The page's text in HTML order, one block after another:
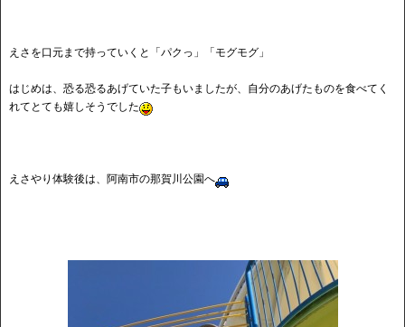
えさを口元まで持っていくと「パクっ」「モグモグ」
はじめは、恐る恐るあげていた子もいましたが、自分のあげたものを食べてく
れてとても嬉しそうでした
えさやり体験後は、阿南市の那賀川公園へ